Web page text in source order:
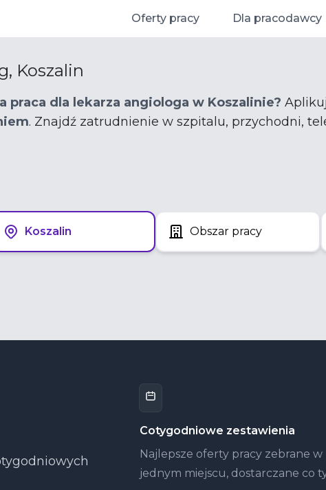
Oferty pracy Dla pracodawcy
Koszalin
praca dla lekarza angiologa w Koszalinie?
. Znajdź zatrudnienie w szpitalu, przychodni,
Koszalin Obszar pracy
Cotygodniowe zestawienia
Najlepsze oferty pracy zebrane w
jednym miejscu, dostarczane co